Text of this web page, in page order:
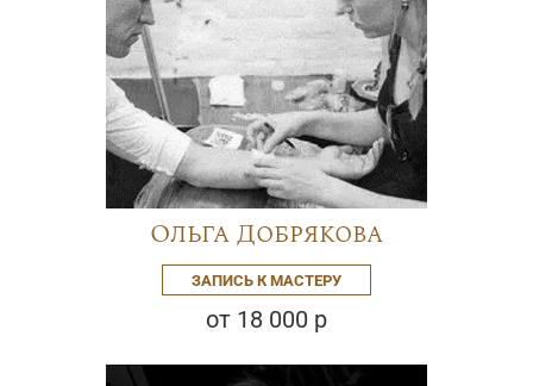
Ольга Добрякова
ЗАПИСЬ К МАСТЕРУ
от 18 000 р